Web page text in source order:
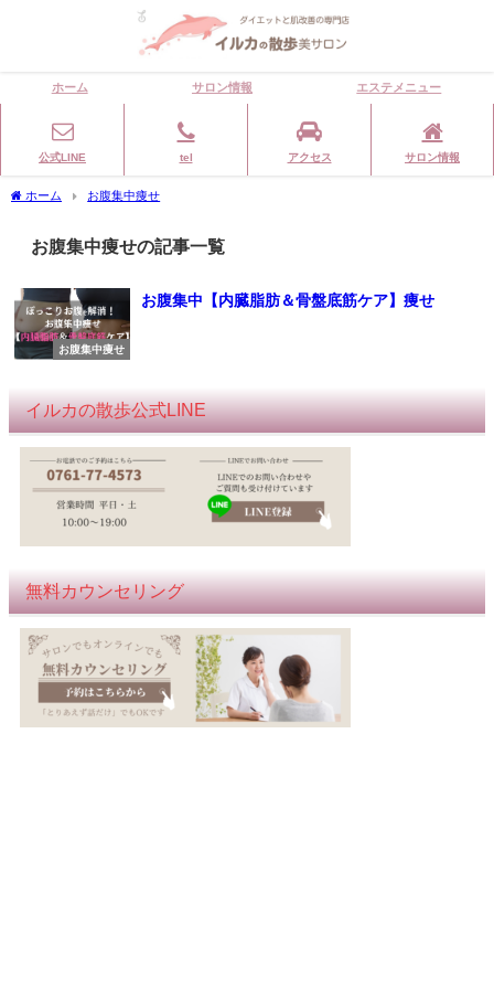
ホーム サロン情報 エステメニュー
公式LINE tel アクセス サロン情報
ホーム お腹集中痩せ
お腹集中痩せの記事一覧
お腹集中痩せ
お腹集中【内臓脂肪＆骨盤底筋ケア】痩せ
イルカの散歩公式LINE
無料カウンセリング